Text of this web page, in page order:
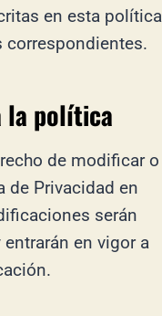
en esta política
la política
de modificar o
de Privacidad en
serán
en vigor a